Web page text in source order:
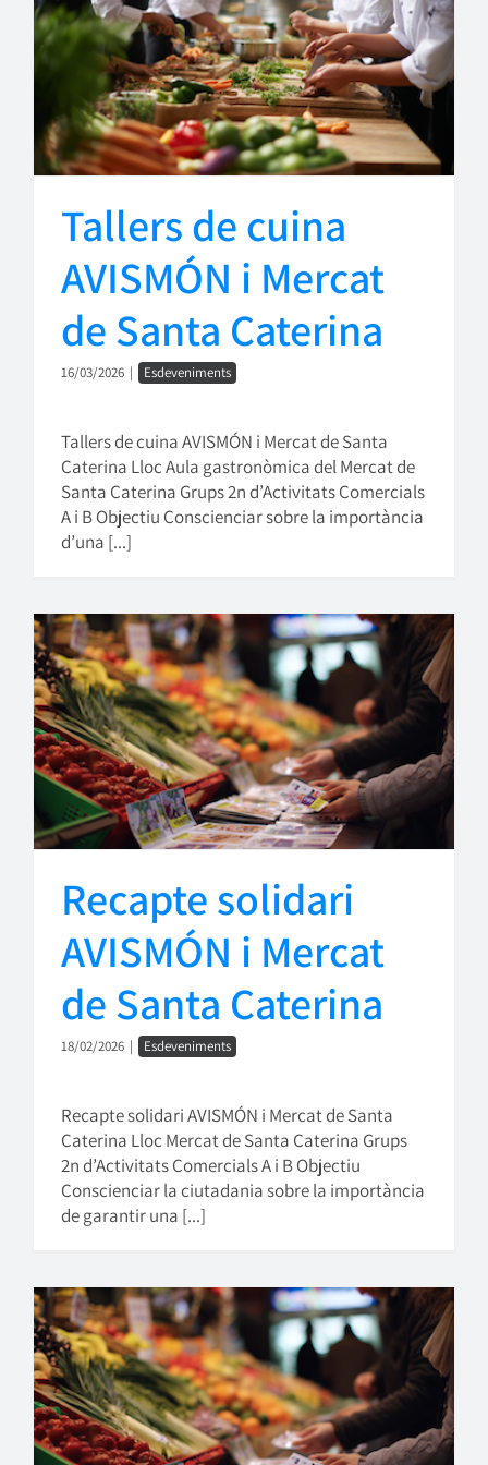
Tallers de cuina
AVISMÓN i Mercat
de Santa Caterina
16/03/2026 | Esdeveniments
Tallers de cuina AVISMÓN i Mercat de Santa
Caterina Lloc Aula gastronòmica del Mercat de
Santa Caterina Grups 2n d’Activitats Comercials
A i B Objectiu Conscienciar sobre la importància
d’una [...]
Recapte solidari
AVISMÓN i Mercat
de Santa Caterina
18/02/2026 | Esdeveniments
Recapte solidari AVISMÓN i Mercat de Santa
Caterina Lloc Mercat de Santa Caterina Grups
2n d’Activitats Comercials A i B Objectiu
Conscienciar la ciutadania sobre la importància
de garantir una [...]